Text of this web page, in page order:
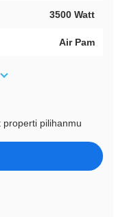
3500 Watt
Air Pam
AJB
pilihanmu